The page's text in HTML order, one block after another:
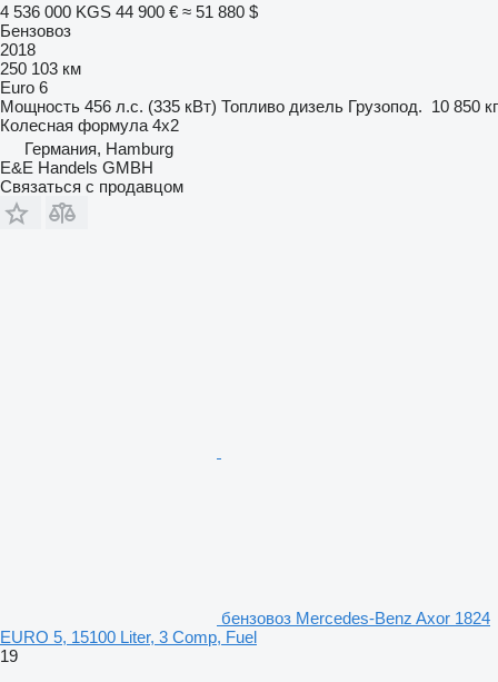
4 536 000 KGS 44 900 € ≈ 51 880 $
Бензовоз
2018
250 103 км
Euro 6
Мощность 456 л.с. (335 кВт) Топливо дизель Грузопод. 10 850 кг
Колесная формула 4x2
Германия, Hamburg
E&E Handels GMBH
Связаться с продавцом
бензовоз Mercedes-Benz Axor 1824
EURO 5, 15100 Liter, 3 Comp, Fuel
19